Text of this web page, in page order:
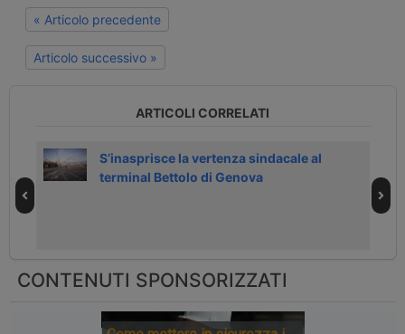
« Articolo precedente
Articolo successivo »
ARTICOLI CORRELATI
S’inasprisce la vertenza sindacale al
terminal Bettolo di Genova
CONTENUTI SPONSORIZZATI